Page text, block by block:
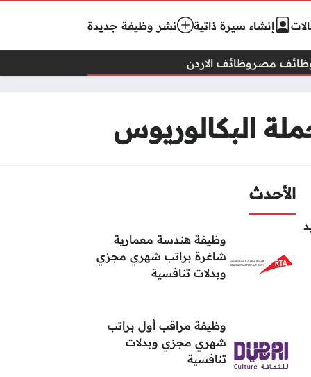
إنشاء سيرة ذاتية نشر وظيفة جديدة
مصروظائف الاردن
البكالوريوس
الأحدث
وظيفة هندسة معمارية
شاغرة براتب شهري مجزي
وبدلات تنافسية
وظيفة مراقب أول براتب
شهري مجزي وبدلات
تنافسية